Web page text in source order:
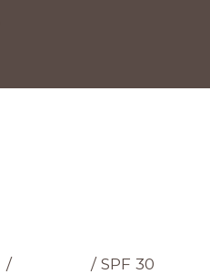
/ /SPF 30